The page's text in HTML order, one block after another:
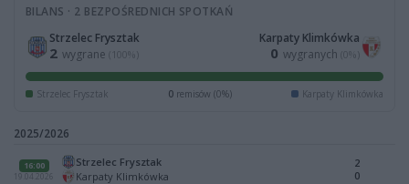
BILANS · 2 BEZPOŚREDNICH SPOTKAŃ
Strzelec Frysztak
2 wygrane (100%)
Karpaty Klimkówka
0 wygranych (0%)
Strzelec Frysztak 0 remisów (0%) Karpaty Klimkówka
2025/2026
16:00
19.04.2026
Strzelec Frysztak
Karpaty Klimkówka
2
0